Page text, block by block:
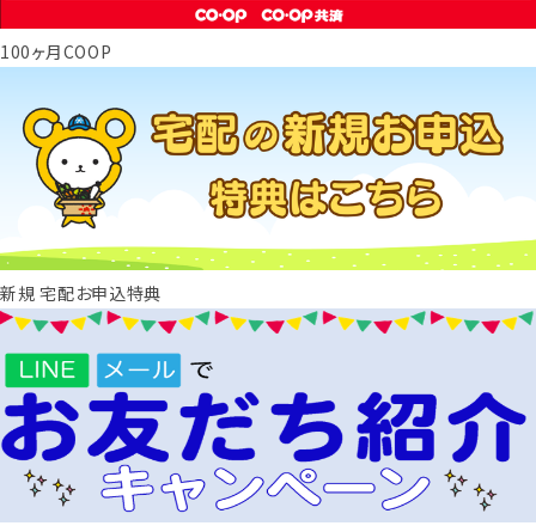
100ヶ月COOP
新規 宅配お申込特典